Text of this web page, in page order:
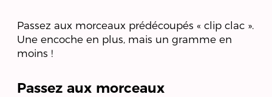
Passez aux morceaux prédécoupés « clip clac ».
Une encoche en plus, mais un gramme en
moins !
Passez aux morceaux